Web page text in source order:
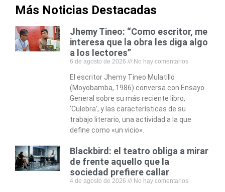
Más Noticias Destacadas
Jhemy Tineo: “Como escritor, me
interesa que la obra les diga algo
a los lectores”
6 de agosto de 2026 No hay comentarios
El escritor Jhemy Tineo Mulatillo
(Moyobamba, 1986) conversa con Ensayo
General sobre su más reciente libro,
‘Culebra’, y las características de su
trabajo literario, una actividad a la que
define como «un vicio».
Blackbird: el teatro obliga a mirar
de frente aquello que la
sociedad prefiere callar
4 de agosto de 2026 No hay comentarios